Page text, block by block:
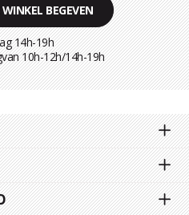
BEGEVEN
14h-19h
10h-12h/14h-19h